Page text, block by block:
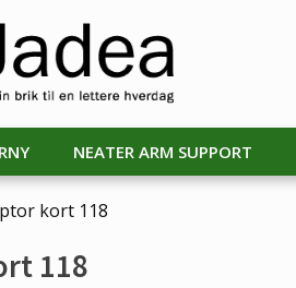
NEATER ARM SUPPORT
kort 118
118